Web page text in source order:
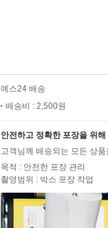
예스24 배송
배송비 : 2,500원
안전하고 정확한 포장을 위
고객님께 배송되는 모든 상
목적 : 안전한 포장 관리
촬영범위 : 박스 포장 작업